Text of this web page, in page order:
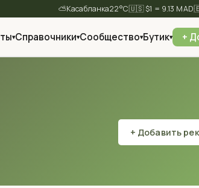
⛅ 22°C🇺🇸 $1 = 9.13 MAD
▾Справочники▾Сообщество▾Бутик▾ +
+ Добавить